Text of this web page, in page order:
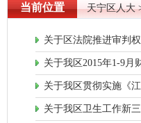
当前位置 天宁区人大
关于区法院推进审判
关于我区2015年1-9月
关于我区贯彻实施《
关于我区卫生工作新